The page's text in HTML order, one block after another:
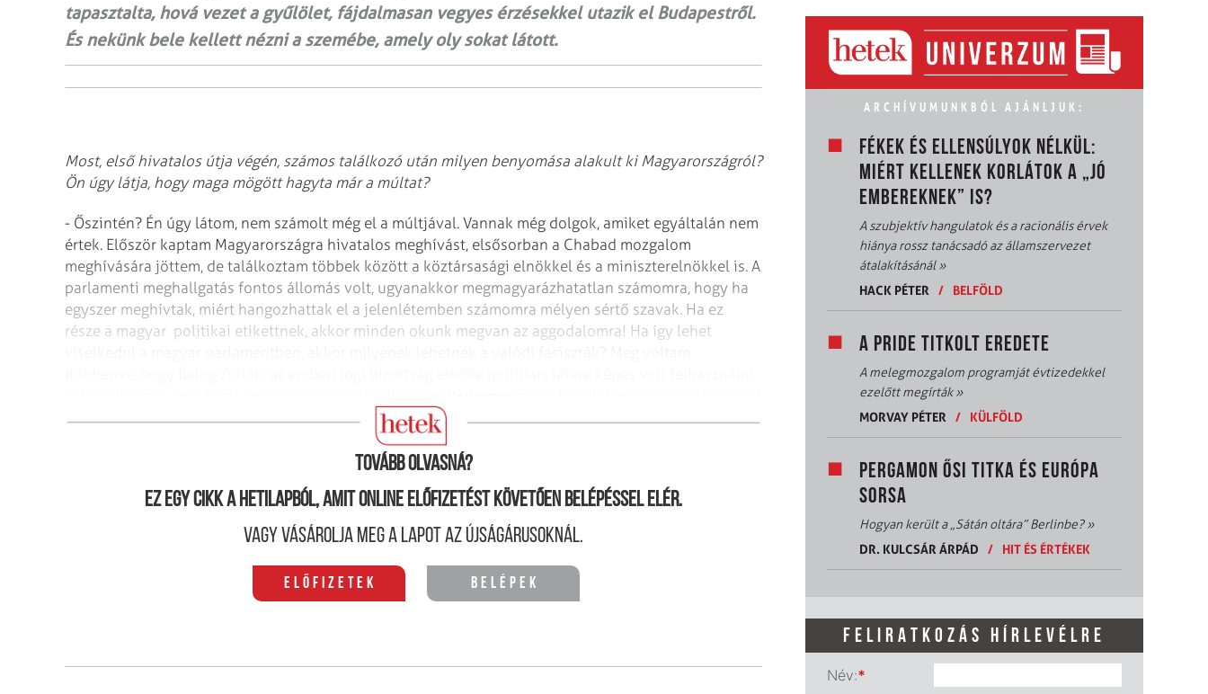
tapasztalta, hová vezet a gyűlölet, fájdalmasan vegyes érzésekkel utazik el Budapestről.
És nekünk bele kellett nézni a szemébe, amely oly sokat látott.
Most, első hivatalos útja végén, számos találkozó után milyen benyomása alakult ki Magyarországról?
Ön úgy látja, hogy maga mögött hagyta már a múltat?
- Őszintén? Én úgy látom, nem számolt még el a múltjával. Vannak még dolgok, amiket egyáltalán nem
értek. Először kaptam Magyarországra hivatalos meghívást, elsősorban a Chabad mozgalom
meghívására jöttem, de találkoztam többek között a köztársasági elnökkel és a miniszterelnökkel is. A
parlamenti meghallgatás fontos állomás volt, ugyanakkor megmagyarázhatatlan számomra, hogy ha
egyszer meghívtak, miért hangozhattak el a jelenlétemben számomra mélyen sértő szavak. Ha ez
része a magyar politikai etikettnek, akkor minden okunk megvan az aggodalomra! Ha így lehet
szemben. Ezt felháborítónak, sértőnek és megbocsáthatatlannak tartom!
Tovább olvasná?
Ez egy cikk a hetilapból, amit online előfizetést követően belépéssel elér.
Vagy vásárolja meg a lapot az újságárusoknál.
Előfizetek Belépek
ARCHÍVUMUNKBÓL AJÁNLJUK:
FÉKEK ÉS ELLENSÚLYOK NÉLKÜL:
MIÉRT KELLENEK KORLÁTOK A „JÓ
EMBEREKNEK” IS?
A szubjektív hangulatok és a racionális érvek
hiánya rossz tanácsadó az államszervezet
átalakításánál»
HACK PÉTER
/ BELFÖLD
A PRIDE TITKOLT EREDETE
A melegmozgalom programját évtizedekkel
ezelőtt megírták»
MORVAY PÉTER
/ KÜLFÖLD
PERGAMON ŐSI TITKA ÉS EURÓPA
SORSA
Hogyan került a „Sátán oltára” Berlinbe?»
DR. KULCSÁR ÁRPÁD
/ HIT ÉS ÉRTÉKEK
FELIRATKOZÁS HÍRLEVÉLRE
Név:*